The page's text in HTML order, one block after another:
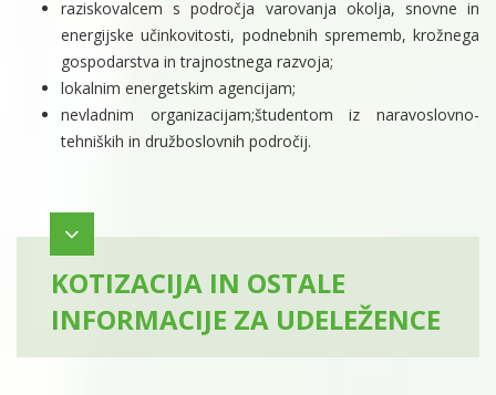
raziskovalcem s področja varovanja okolja, snovne in
energijske učinkovitosti, podnebnih sprememb, krožnega
gospodarstva in trajnostnega razvoja;
lokalnim energetskim agencijam;
nevladnim organizacijam;študentom iz naravoslovno-
tehniških in družboslovnih področij.
KOTIZACIJA IN OSTALE
INFORMACIJE ZA UDELEŽENCE